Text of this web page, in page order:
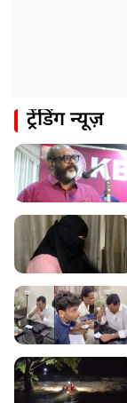
ट्रेंडिंग न्यूज़